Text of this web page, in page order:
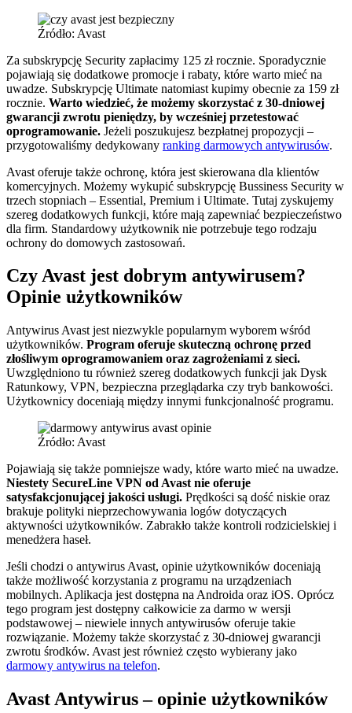
Źródło: Avast
Za subskrypcję Security zapłacimy 125 zł rocznie. Sporadycznie
pojawiają się dodatkowe promocje i rabaty, które warto mieć na
uwadze. Subskrypcję Ultimate natomiast kupimy obecnie za 159 zł
rocznie. Warto wiedzieć, że możemy skorzystać z 30-dniowej
gwarancji zwrotu pieniędzy, by wcześniej przetestować
oprogramowanie. Jeżeli poszukujesz bezpłatnej propozycji –
przygotowaliśmy dedykowany ranking darmowych antywirusów.
Avast oferuje także ochronę, która jest skierowana dla klientów
komercyjnych. Możemy wykupić subskrypcję Bussiness Security w
trzech stopniach – Essential, Premium i Ultimate. Tutaj zyskujemy
szereg dodatkowych funkcji, które mają zapewniać bezpieczeństwo
dla firm. Standardowy użytkownik nie potrzebuje tego rodzaju
ochrony do domowych zastosowań.
Czy Avast jest dobrym antywirusem?
Opinie użytkowników
Antywirus Avast jest niezwykle popularnym wyborem wśród
użytkowników. Program oferuje skuteczną ochronę przed
złośliwym oprogramowaniem oraz zagrożeniami z sieci.
Uwzględniono tu również szereg dodatkowych funkcji jak Dysk
Ratunkowy, VPN, bezpieczna przeglądarka czy tryb bankowości.
Użytkownicy doceniają między innymi funkcjonalność programu.
Źródło: Avast
Pojawiają się także pomniejsze wady, które warto mieć na uwadze.
Niestety SecureLine VPN od Avast nie oferuje
satysfakcjonującej jakości usługi. Prędkości są dość niskie oraz
brakuje polityki nieprzechowywania logów dotyczących
aktywności użytkowników. Zabrakło także kontroli rodzicielskiej i
menedżera haseł.
Jeśli chodzi o antywirus Avast, opinie użytkowników doceniają
także możliwość korzystania z programu na urządzeniach
mobilnych. Aplikacja jest dostępna na Androida oraz iOS. Oprócz
tego program jest dostępny całkowicie za darmo w wersji
podstawowej – niewiele innych antywirusów oferuje takie
rozwiązanie. Możemy także skorzystać z 30-dniowej gwarancji
zwrotu środków. Avast jest również często wybierany jako
darmowy antywirus na telefon.
Avast Antywirus – opinie użytkowników